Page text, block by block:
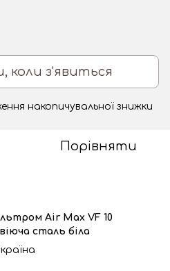
коли з'явиться
накопичувальної знижки
Порівняти
Air Max VF 10
сталь біла